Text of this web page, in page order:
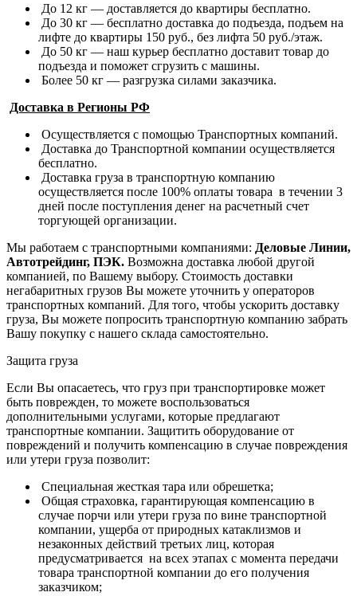
До 12 кг — доставляется до квартиры бесплатно.
До 30 кг — бесплатно доставка до подъезда, подъем на
лифте до квартиры 150 руб., без лифта 50 руб./этаж.
До 50 кг — наш курьер бесплатно доставит товар до
подъезда и поможет сгрузить с машины.
Более 50 кг — разгрузка силами заказчика.
Доставка в Регионы РФ
Осуществляется с помощью Транспортных компаний.
Доставка до Транспортной компании осуществляется
бесплатно.
Доставка груза в транспортную компанию
осуществляется после 100% оплаты товара в течении 3
дней после поступления денег на расчетный счет
торгующей организации.
Мы работаем с транспортными компаниями: Деловые Линии,
Автотрейдинг, ПЭК. Возможна доставка любой другой
компанией, по Вашему выбору. Стоимость доставки
негабаритных грузов Вы можете уточнить у операторов
транспортных компаний. Для того, чтобы ускорить доставку
груза, Вы можете попросить транспортную компанию забрать
Вашу покупку с нашего склада самостоятельно.
Защита груза
Если Вы опасаетесь, что груз при транспортировке может
быть поврежден, то можете воспользоваться
дополнительными услугами, которые предлагают
транспортные компании. Защитить оборудование от
повреждений и получить компенсацию в случае повреждения
или утери груза позволит:
Специальная жесткая тара или обрешетка;
Общая страховка, гарантирующая компенсацию в
случае порчи или утери груза по вине транспортной
компании, ущерба от природных катаклизмов и
незаконных действий третьих лиц, которая
предусматривается на всех этапах с момента передачи
товара транспортной компании до его получения
заказчиком;